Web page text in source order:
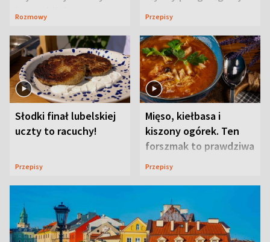
ją w Lublinie
Rozmowy Przepisy
Słodki finał lubelskiej
uczty to racuchy!
Przepisy
Mięso, kiełbasa i
kiszony ogórek. Ten
forszmak to prawdziwa
uczta
Przepisy